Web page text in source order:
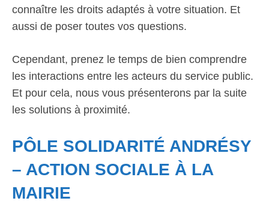
connaître les droits adaptés à votre situation. Et
aussi de poser toutes vos questions.
Cependant, prenez le temps de bien comprendre
les interactions entre les acteurs du service public.
Et pour cela, nous vous présenterons par la suite
les solutions à proximité.
PÔLE SOLIDARITÉ ANDRÉSY
– ACTION SOCIALE À LA
MAIRIE